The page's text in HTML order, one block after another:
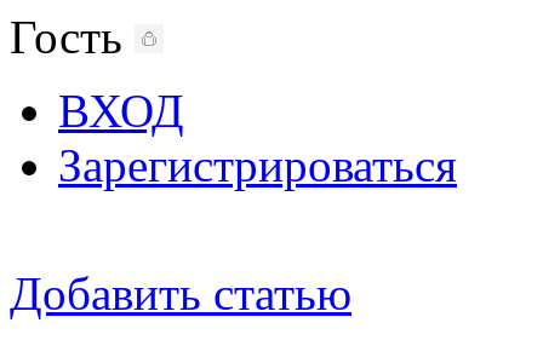
Гость
ВХОД
Зарегистрироваться
Добавить статью